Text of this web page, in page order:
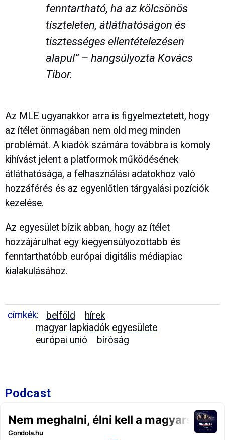
fenntartható, ha az kölcsönös
tiszteleten, átláthatóságon és
tisztességes ellentételezésen
alapul” – hangsúlyozta Kovács
Tibor.
Az MLE ugyanakkor arra is figyelmeztetett, hogy
az ítélet önmagában nem old meg minden
problémát. A kiadók számára továbbra is komoly
kihívást jelent a platformok működésének
átláthatósága, a felhasználási adatokhoz való
hozzáférés és az egyenlőtlen tárgyalási pozíciók
kezelése.
Az egyesület bízik abban, hogy az ítélet
hozzájárulhat egy kiegyensúlyozottabb és
fenntarthatóbb európai digitális médiapiac
kialakulásához.
címkék: belföld
hírek
magyar lapkiadók egyesülete
európai unió
bíróság
Podcast